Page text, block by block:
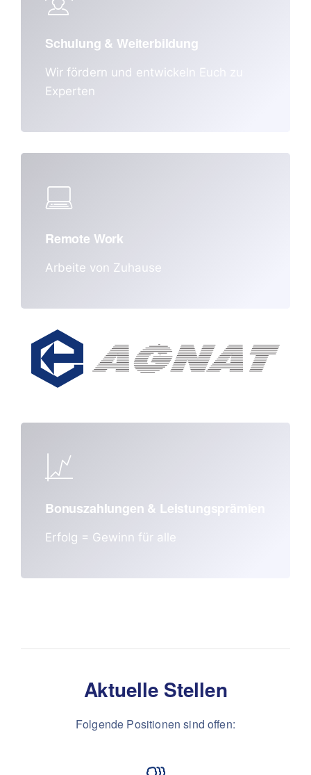
Schulung & Weiterbildung
Wir fördern und entwickeln Euch zu
Experten
Remote Work
Arbeite von Zuhause
Bonuszahlungen & Leistungsprämien
Erfolg = Gewinn für alle
Aktuelle Stellen
Folgende Positionen sind offen: